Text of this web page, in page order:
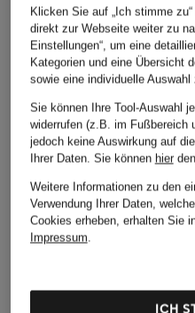
+Aktionsrabatt
roberto collina
Strick-Poloshirt
129,99 €
Bestpreis: 110,49 €
Ursprünglich:199 €
Bestpreis:
Klicken Sie auf „Ich stimme
direkt zur Webseite weiter zu
Einstellungen“, um eine
Kategorien und eine Übersicht
sowie eine individuelle Auswahl
Sie können Ihre Tool-Auswahl
widerrufen (z.B. im Fußbereich
jedoch keine Auswirkung auf
Ihrer Daten. Sie können hier
Weitere Informationen zu den
Verwendung Ihrer Daten,
Cookies erheben, erhalten Sie
Impressum.
ICH